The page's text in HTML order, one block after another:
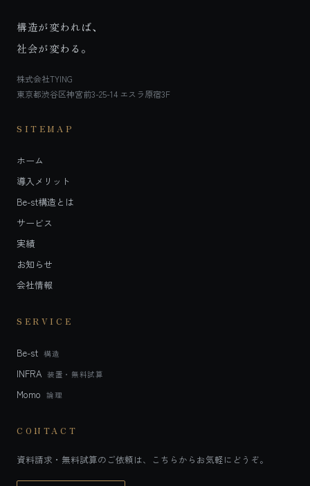
構造が変われば、
社会が変わる。
株式会社TYING
東京都渋谷区神宮前3-25-14 エスラ原宿3F
SITEMAP
ホーム
導入メリット
Be-st構造とは
サービス
実績
お知らせ
会社情報
SERVICE
Be-st 構造
INFRA 装置・無料試算
Momo 論理
CONTACT
資料請求・無料試算のご依頼は、こちらからお気軽にどうぞ。